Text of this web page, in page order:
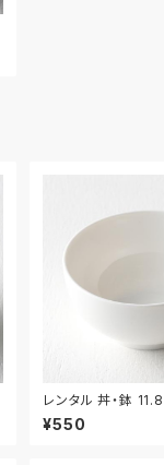
レンタル 丼・鉢
｜DON058
¥550